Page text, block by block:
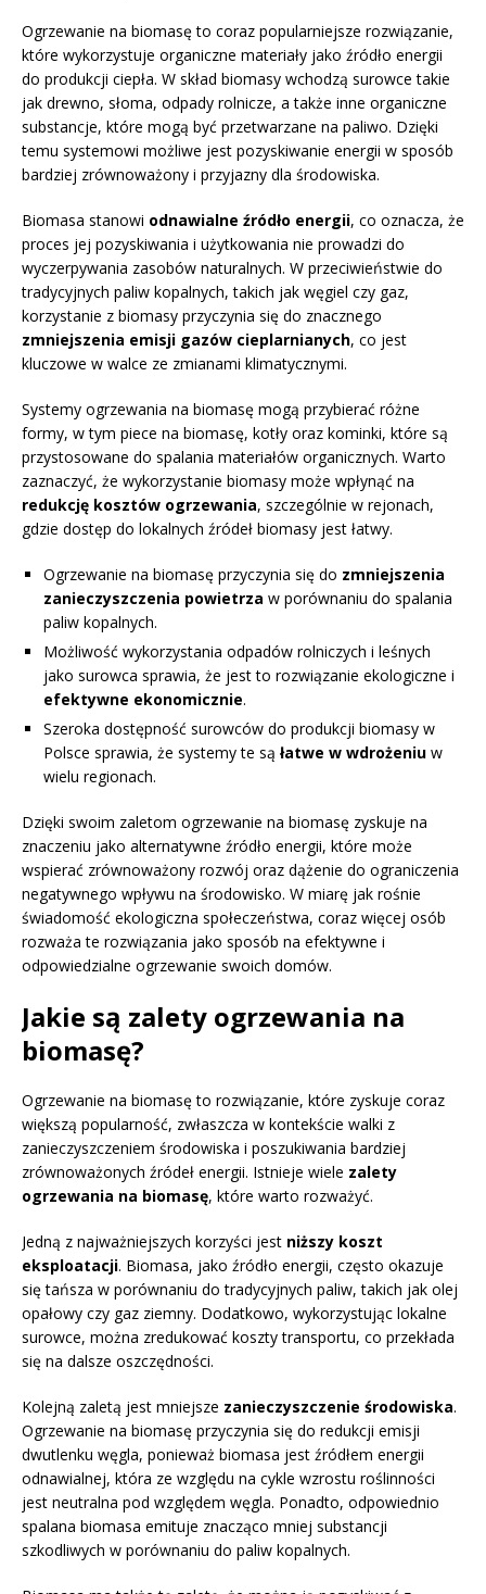
Ogrzewanie na biomasę to coraz popularniejsze rozwiązanie,
które wykorzystuje organiczne materiały jako źródło energii
do produkcji ciepła. W skład biomasy wchodzą surowce takie
jak drewno, słoma, odpady rolnicze, a także inne organiczne
substancje, które mogą być przetwarzane na paliwo. Dzięki
temu systemowi możliwe jest pozyskiwanie energii w sposób
bardziej zrównoważony i przyjazny dla środowiska.
Biomasa stanowi odnawialne źródło energii, co oznacza, że
proces jej pozyskiwania i użytkowania nie prowadzi do
wyczerpywania zasobów naturalnych. W przeciwieństwie do
tradycyjnych paliw kopalnych, takich jak węgiel czy gaz,
korzystanie z biomasy przyczynia się do znacznego
zmniejszenia emisji gazów cieplarnianych, co jest
kluczowe w walce ze zmianami klimatycznymi.
Systemy ogrzewania na biomasę mogą przybierać różne
formy, w tym piece na biomasę, kotły oraz kominki, które są
przystosowane do spalania materiałów organicznych. Warto
zaznaczyć, że wykorzystanie biomasy może wpłynąć na
redukcję kosztów ogrzewania, szczególnie w rejonach,
gdzie dostęp do lokalnych źródeł biomasy jest łatwy.
Ogrzewanie na biomasę przyczynia się do zmniejszenia
zanieczyszczenia powietrza w porównaniu do spalania
paliw kopalnych.
Możliwość wykorzystania odpadów rolniczych i leśnych
jako surowca sprawia, że jest to rozwiązanie ekologiczne i
efektywne ekonomicznie.
Szeroka dostępność surowców do produkcji biomasy w
Polsce sprawia, że systemy te są łatwe w wdrożeniu w
wielu regionach.
Dzięki swoim zaletom ogrzewanie na biomasę zyskuje na
znaczeniu jako alternatywne źródło energii, które może
wspierać zrównoważony rozwój oraz dążenie do ograniczenia
negatywnego wpływu na środowisko. W miarę jak rośnie
świadomość ekologiczna społeczeństwa, coraz więcej osób
rozważa te rozwiązania jako sposób na efektywne i
odpowiedzialne ogrzewanie swoich domów.
Jakie są zalety ogrzewania na
biomasę?
Ogrzewanie na biomasę to rozwiązanie, które zyskuje coraz
większą popularność, zwłaszcza w kontekście walki z
zanieczyszczeniem środowiska i poszukiwania bardziej
zrównoważonych źródeł energii. Istnieje wiele zalety
ogrzewania na biomasę, które warto rozważyć.
Jedną z najważniejszych korzyści jest niższy koszt
eksploatacji. Biomasa, jako źródło energii, często okazuje
się tańsza w porównaniu do tradycyjnych paliw, takich jak olej
opałowy czy gaz ziemny. Dodatkowo, wykorzystując lokalne
surowce, można zredukować koszty transportu, co przekłada
się na dalsze oszczędności.
Kolejną zaletą jest mniejsze zanieczyszczenie środowiska.
Ogrzewanie na biomasę przyczynia się do redukcji emisji
dwutlenku węgla, ponieważ biomasa jest źródłem energii
odnawialnej, która ze względu na cykle wzrostu roślinności
jest neutralna pod względem węgla. Ponadto, odpowiednio
spalana biomasa emituje znacząco mniej substancji
szkodliwych w porównaniu do paliw kopalnych.